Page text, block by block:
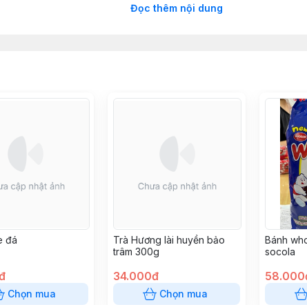
xuất từ nguồn nguyên liệu tươi ngon, đảm bảo chất
độ từ -18 đến - 25 độ C.
Đọc thêm nội dung
đá
Chọn mua
Trà Hương lài huyền bảo
trâm 300g
34.000đ
Chọn mua
Bánh
socola